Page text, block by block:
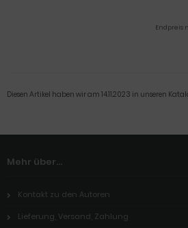
Endpreis
Diesen Artikel haben wir am 14.11.2023 in unseren
Mehr über...
Kontakt zu den Autoren
Lieferung, Versand, Zahlung